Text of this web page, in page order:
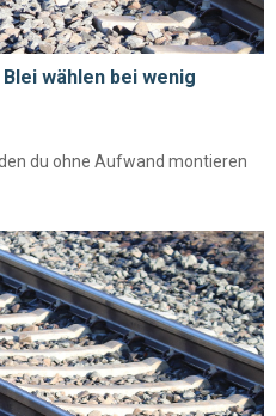
wählen bei wenig
du ohne Aufwand montieren